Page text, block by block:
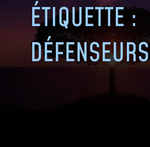
ÉTIQUETTE :
DÉFENSEURS